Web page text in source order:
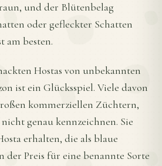
und der Blütenbelag
oder gefleckter Schatten
am besten.
Hostas von unbekannten
ist ein Glücksspiel. Viele davon
kommerziellen Züchtern,
genau kennzeichnen. Sie
erhalten, die als blaue
der Preis für eine benannte Sorte